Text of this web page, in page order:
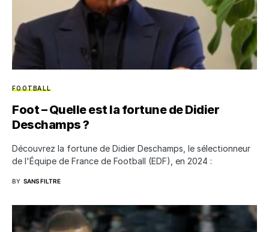
FOOTBALL
Foot – Quelle est la fortune de Didier
Deschamps ?
Découvrez la fortune de Didier Deschamps, le sélectionneur
de l'Équipe de France de Football (EDF), en 2024 :
BY SANS FILTRE